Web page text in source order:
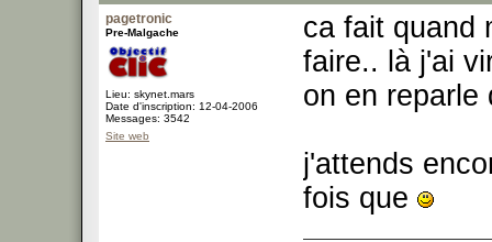
pagetronic
Pre-Malgache
Lieu: skynet.mars
Date d'inscription: 12-04-2006
Messages: 3542
Site web
ca fait quand
faire.. là j'ai
on en reparle
j'attends
fois que